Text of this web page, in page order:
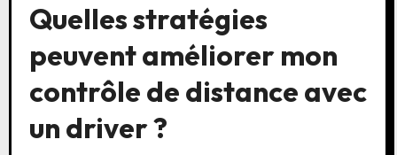
Quelles stratégies
peuvent améliorer mon
contrôle de distance avec
un driver ?